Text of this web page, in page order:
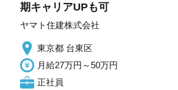
期キャリアUPも可
ヤマト住建株式会社
東京都 台東区
月給27万円～50万円
正社員